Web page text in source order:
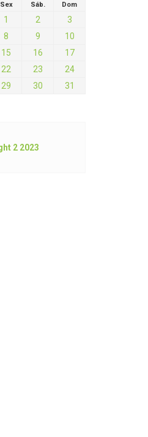
Sex Sáb. Dom
1 2
3
8 9
10
15 16
17
22 23
24
29 30 31